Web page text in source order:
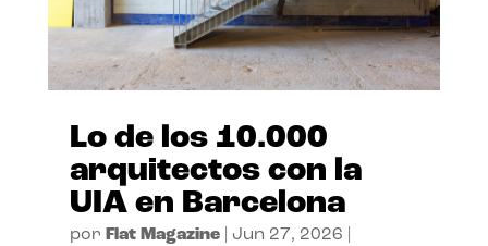
Lo de los 10.000
arquitectos con la
UIA en Barcelona
por Flat Magazine| Jun 27, 2026